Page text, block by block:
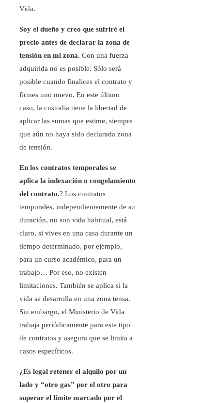
Vida.
Soy el dueño y creo que sufriré el
precio antes de declarar la zona de
tensión en mi zona. Con una fuerza
adquirida no es posible. Sólo será
posible cuando finalices el contrato y
firmes uno nuevo. En este último
caso, la custodia tiene la libertad de
aplicar las sumas que estime, siempre
que aún no haya sido declarada zona
de tensión.
En los contratos temporales se
aplica la indexación o congelamiento
del contrato.? Los contratos
temporales, independientemente de su
duración, no son vida habitual, está
claro, si vives en una casa durante un
tiempo determinado, por ejemplo,
para un curso académico, para un
trabajo… Por eso, no existen
limitaciones. También se aplica si la
vida se desarrolla en una zona tensa.
Sin embargo, el Ministerio de Vida
trabaja periódicamente para este tipo
de contratos y asegura que se limita a
casos específicos.
¿Es legal retener el alquilo por un
lado y “otro gas” por el otro para
superar el límite marcado por el